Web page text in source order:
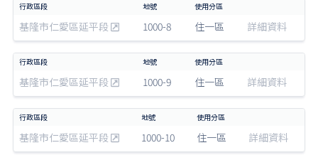
基隆市仁愛區延平段 1000-8 住一區 詳細資料
基隆市仁愛區延平段 1000-9 住一區 詳細資料
基隆市仁愛區延平段 1000-10 住一區 詳細資料